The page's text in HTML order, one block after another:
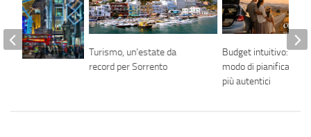
Turismo, un’estate da
record per Sorrento
Budget intuitivo: il
modo di pianificare
più autentici